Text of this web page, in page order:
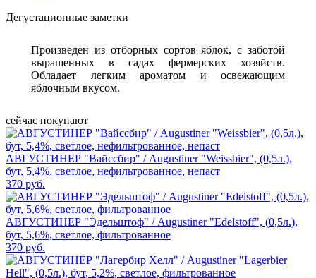
Дегустационные заметки
Произведен из отборных сортов яблок, с заботой
выращенных в садах фермерских хозяйств.
Обладает легким ароматом и освежающим
яблочным вкусом.
сейчас покупают
АВГУСТИНЕР "Вайссбир" / Augustiner "Weissbier", (0,5л.),
бут, 5,4%, светлое, нефильтрованное, непаст
370 руб.
АВГУСТИНЕР "Эдельштоф" / Augustiner "Edelstoff", (0,5л.),
бут, 5,6%, светлое, фильтрованное
370 руб.